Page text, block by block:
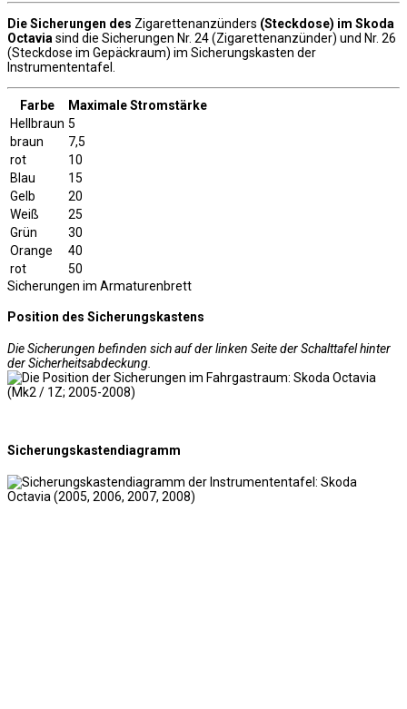
Die Sicherungen des Zigarettenanzünders (Steckdose) im Skoda
Octavia sind die Sicherungen Nr. 24 (Zigarettenanzünder) und Nr. 26
(Steckdose im Gepäckraum) im Sicherungskasten der
Instrumententafel.
Farbe
Maximale Stromstärke
Hellbraun 5
braun
7,5
rot
10
Blau
15
Gelb
20
Weiß
25
Grün
30
Orange
40
rot
50
Sicherungen im Armaturenbrett
Position des Sicherungskastens
Die Sicherungen befinden sich auf der linken Seite der Schalttafel hinter
der Sicherheitsabdeckung.
Sicherungskastendiagramm